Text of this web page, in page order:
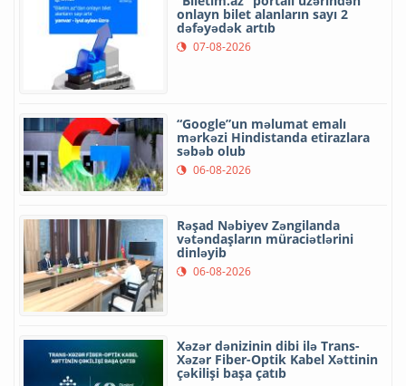
onlayn bilet alanların sayı 2
dəfəyədək artıb
07-08-2026
“Google”un məlumat emalı
mərkəzi Hindistanda etirazlara
səbəb olub
06-08-2026
Rəşad Nəbiyev Zəngilanda
vətəndaşların müraciətlərini
dinləyib
06-08-2026
Xəzər dənizinin dibi ilə Trans-
Xəzər Fiber-Optik Kabel Xəttinin
çəkilişi başa çatıb